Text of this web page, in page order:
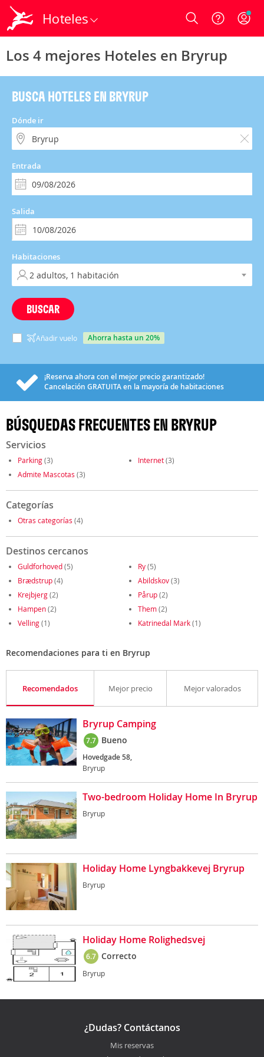
Hoteles Login
Los 4 mejores Hoteles en Bryrup
BUSCA HOTELES EN BRYRUP
Dónde ir
Entrada
Salida
Habitaciones
BUSCAR
Añadir vuelo ahorra hasta un 20%
¡Reserva ahora con el mejor precio garantizado!
Cancelación GRATUITAen la mayoría de habitaciones
BÚSQUEDAS FRECUENTES EN BRYRUP
Servicios
Parking(3) Internet(3)
Admite Mascotas (3)
Categorías
Otras categorías (4)
Destinos cercanos
Guldforhoved(5) Ry(5)
Brædstrup(4) Abildskov(3)
Krejbjerg(2) Pårup(2)
Hampen(2) Them(2)
Velling(1) Katrinedal Mark(1)
Recomendaciones para ti en Bryrup
Recomendados Mejor precio Mejor valorados
Bryrup Camping
7.7 Bueno
Hovedgade 58,
Bryrup
Two-bedroom Holiday Home In Bryrup
Bryrup
Holiday Home Lyngbakkevej Bryrup
Bryrup
Holiday Home Rolighedsvej
6.7 Correcto
Bryrup
¿Dudas? Contáctanos
Mis reservas